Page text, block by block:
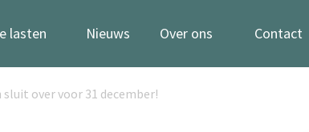
lasten Nieuws Over ons Contact
over voor 31 december!